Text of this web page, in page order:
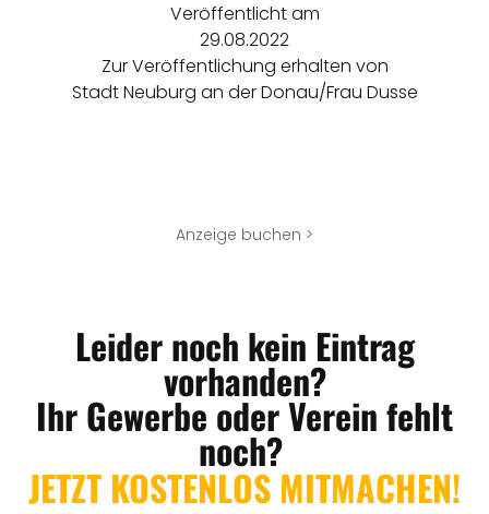
Veröffentlicht am
29.08.2022
Zur Veröffentlichung erhalten von
Stadt Neuburg an der Donau/Frau Dusse
Anzeige buchen >
Leider noch kein Eintrag
vorhanden?
Ihr Gewerbe oder Verein fehlt
noch?
JETZT KOSTENLOS MITMACHEN!